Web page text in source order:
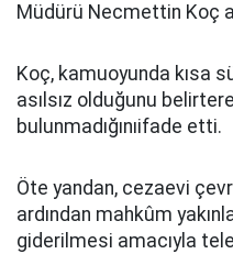
Müdürü Necmettin Koç
Koç, kamuoyunda kısa
asılsız olduğunu
bulunmadığınıifade etti.
Öte yandan, cezaevi
ardından mahkûm
giderilmesi amacıyla